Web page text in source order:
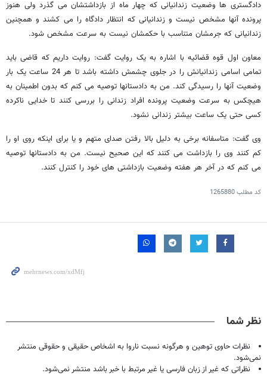
دادگستری ها وضعیت زندانیانی که چهار ماه از بازداشتشان می گذرد ولی هنوز
پرونده آنها مشخص نیست و زندانیانی که انتظار دادگاه را می کشند و همچنین
زندانیانی که جرمشان متناسب با حکمشان نیست به سرعت مشخص شود.
معاون اول قوه قضائیه با اشاره به یک روایت گفت: روایت داریم که قاضی باید
تمامی اسامی زندانیانش را در جلوی چشمش داشته باشد تا هر 24 ساعت یک بار
وضعیت آنها را رسیدگی کند. من به دادستانها توصیه می کنم که بدون اطمینان به
هیچکس به سرعت وضعیت پرونده افراد زندانی را بررسی کنند تا خدایی ناکرده
کسی حتی یک ساعت بیشتر زندانی نشود.
وی گفت: متاسفانه برخی به دلیل بالا رفتن صدای متهم و یا برای اینکه روی او را
کم کنند وی را بازداشت می کنند که این صحیح نیست. من به دادستانها توصیه
می کنم که در آخر هر هفته وضعیت بازداشتی های خود را کنترل کنند.
کد مطلب1265880
نظر شما
نظرات حاوی توهین و هرگونه نسبت ناروا به اشخاص حقیقی و حقوقی منتشر
نمی‌شود.
نظراتی که غیر از زبان فارسی یا غیر مرتبط با خبر باشد منتشر نمی‌شود.